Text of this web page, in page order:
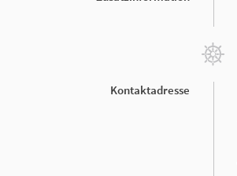
Kontaktadresse